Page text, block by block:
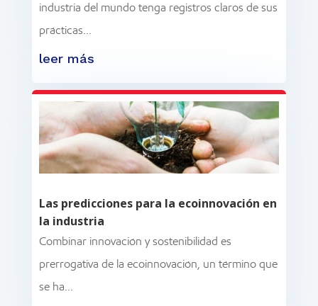
industria del mundo tenga registros claros de sus
prácticas...
leer más
Las predicciones para la ecoinnovación en
la industria
Combinar innovación y sostenibilidad es
prerrogativa de la ecoinnovación, un término que
se ha...